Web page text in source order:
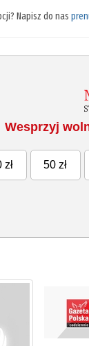
Napisz do nas
Wesprzyj
zł 50 zł